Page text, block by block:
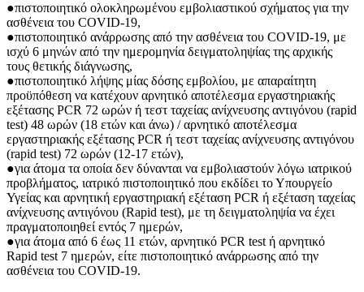
●πιστοποιητικό ολοκληρωμένου εμβολιαστικού σχήματος για την
ασθένεια του COVID-19,
●πιστοποιητικό ανάρρωσης από την ασθένεια του COVID-19, με
ισχύ 6 μηνών από την ημερομηνία δειγματοληψίας της αρχικής
τους θετικής διάγνωσης,
●πιστοποιητικό λήψης μίας δόσης εμβολίου, με απαραίτητη
προϋπόθεση να κατέχουν αρνητικό αποτέλεσμα εργαστηριακής
εξέτασης PCR 72 ωρών ή τεστ ταχείας ανίχνευσης αντιγόνου (rapid
test) 48 ωρών (18 ετών και άνω) / αρνητικό αποτέλεσμα
εργαστηριακής εξέτασης PCR ή τεστ ταχείας ανίχνευσης αντιγόνου
(rapid test) 72 ωρών (12-17 ετών),
●για άτομα τα οποία δεν δύνανται να εμβολιαστούν λόγω ιατρικού
προβλήματος, ιατρικό πιστοποιητικό που εκδίδει το Υπουργείο
Υγείας και αρνητική εργαστηριακή εξέταση PCR ή εξέταση ταχείας
ανίχνευσης αντιγόνου (Rapid test), με τη δειγματοληψία να έχει
πραγματοποιηθεί εντός 7 ημερών,
●για άτομα από 6 έως 11 ετών, αρνητικό PCR test ή αρνητικό
Rapid test 7 ημερών, είτε πιστοποιητικό ανάρρωσης από την
ασθένεια του COVID-19.